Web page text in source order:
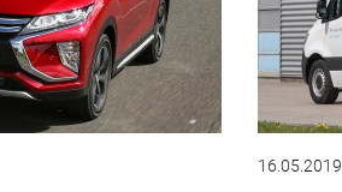
16.05.2019